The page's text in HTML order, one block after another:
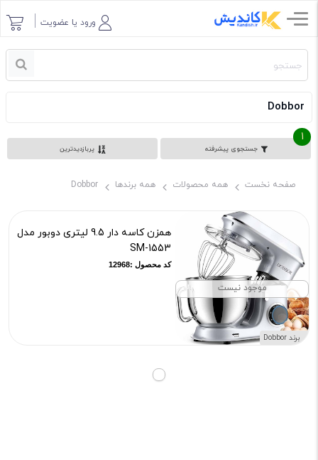
ورود یا عضویت
Dobbor
جستجوی پیشرفته
1
پربازدیدترین
صفحه نخست همه محصولات همه برندها Dobbor
موجود نیست
برند Dobbor
همزن کاسه دار 9.5 لیتری دوبور مدل
SM-1553
کد محصول :12968